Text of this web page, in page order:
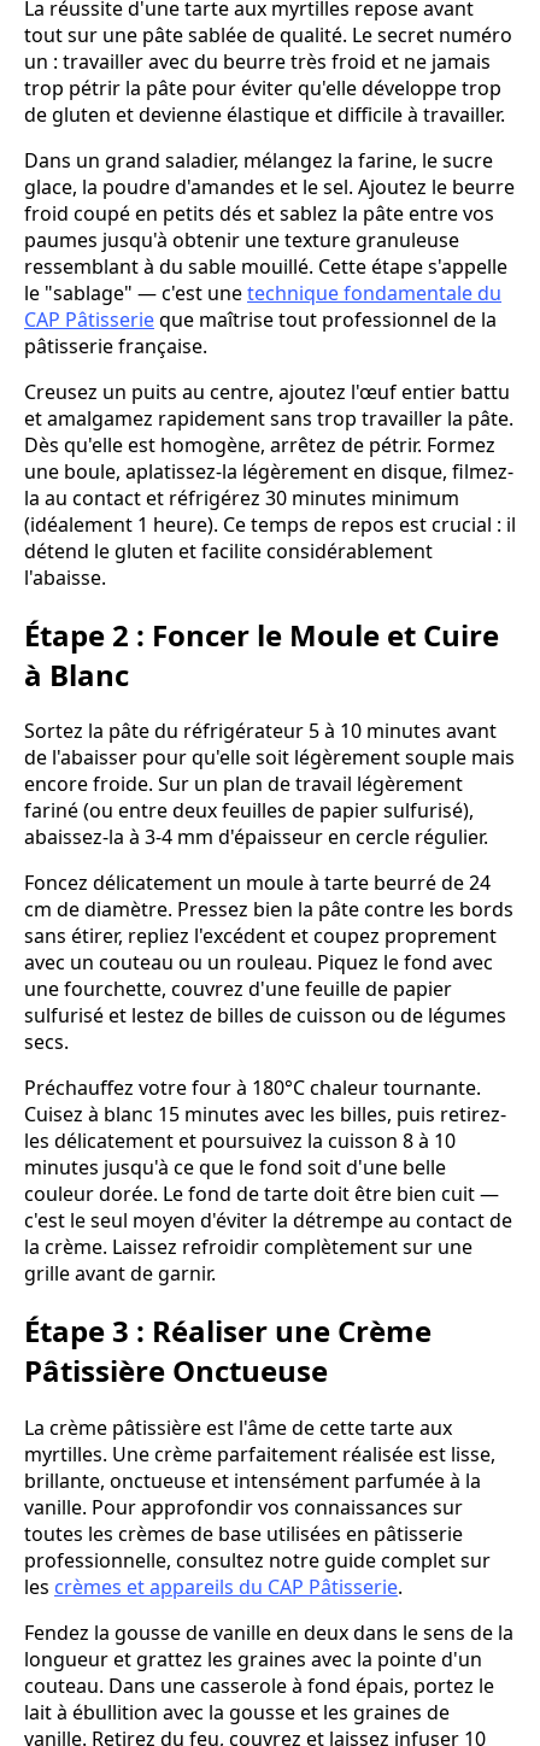
La réussite d'une tarte aux myrtilles repose avant
tout sur une pâte sablée de qualité. Le secret numéro
un : travailler avec du beurre très froid et ne jamais
trop pétrir la pâte pour éviter qu'elle développe trop
de gluten et devienne élastique et difficile à travailler.
Dans un grand saladier, mélangez la farine, le sucre
glace, la poudre d'amandes et le sel. Ajoutez le beurre
froid coupé en petits dés et sablez la pâte entre vos
paumes jusqu'à obtenir une texture granuleuse
ressemblant à du sable mouillé. Cette étape s'appelle
le "sablage" — c'est unetechnique fondamentale du
CAP Pâtisserieque maîtrise tout professionnel de la
pâtisserie française.
Creusez un puits au centre, ajoutez l'œuf entier battu
et amalgamez rapidement sans trop travailler la pâte.
Dès qu'elle est homogène, arrêtez de pétrir. Formez
une boule, aplatissez-la légèrement en disque, filmez-
la au contact et réfrigérez 30 minutes minimum
(idéalement 1 heure). Ce temps de repos est crucial : il
détend le gluten et facilite considérablement
l'abaisse.
Étape 2 : Foncer le Moule et Cuire
à Blanc
Sortez la pâte du réfrigérateur 5 à 10 minutes avant
de l'abaisser pour qu'elle soit légèrement souple mais
encore froide. Sur un plan de travail légèrement
fariné (ou entre deux feuilles de papier sulfurisé),
abaissez-la à 3-4 mm d'épaisseur en cercle régulier.
Foncez délicatement un moule à tarte beurré de 24
cm de diamètre. Pressez bien la pâte contre les bords
sans étirer, repliez l'excédent et coupez proprement
avec un couteau ou un rouleau. Piquez le fond avec
une fourchette, couvrez d'une feuille de papier
sulfurisé et lestez de billes de cuisson ou de légumes
secs.
Préchauffez votre four à 180°C chaleur tournante.
Cuisez à blanc 15 minutes avec les billes, puis retirez-
les délicatement et poursuivez la cuisson 8 à 10
minutes jusqu'à ce que le fond soit d'une belle
couleur dorée. Le fond de tarte doit être bien cuit —
c'est le seul moyen d'éviter la détrempe au contact de
la crème. Laissez refroidir complètement sur une
grille avant de garnir.
Étape 3 : Réaliser une Crème
Pâtissière Onctueuse
La crème pâtissière est l'âme de cette tarte aux
myrtilles. Une crème parfaitement réalisée est lisse,
brillante, onctueuse et intensément parfumée à la
vanille. Pour approfondir vos connaissances sur
toutes les crèmes de base utilisées en pâtisserie
professionnelle, consultez notre guide complet sur
les crèmes et appareils du CAP Pâtisserie.
Fendez la gousse de vanille en deux dans le sens de la
longueur et grattez les graines avec la pointe d'un
couteau. Dans une casserole à fond épais, portez le
lait à ébullition avec la gousse et les graines de
vanille. Retirez du feu, couvrez et laissez infuser 10